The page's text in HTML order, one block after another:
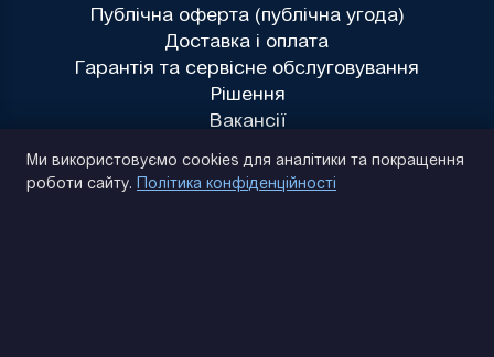
Публічна оферта (публічна угода)
Доставка і оплата
Гарантія та сервісне обслуговування
Рішення
Вакансії
Ми використовуємо cookies для аналітики та покращення
роботи сайту. Політика конфіденційності